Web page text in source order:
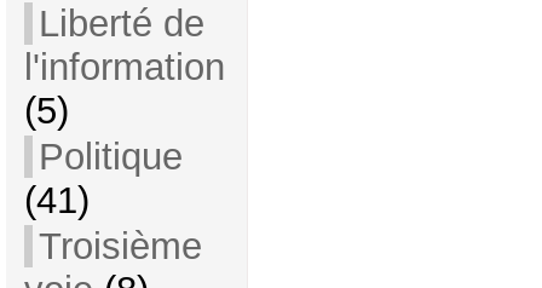
Liberté de
l'information
(5)
Politique
(41)
Troisième